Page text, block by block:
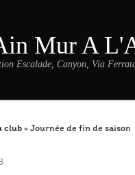
Mur A
Escalade, Canyon, Via
club»Journée de fin de saison